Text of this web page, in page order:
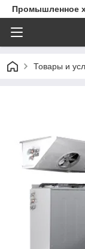
Промышленное
Товары и